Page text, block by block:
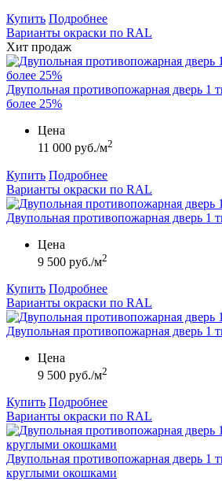
Купить Подробнее
Варианты окраски по RAL
Хит продаж
Двупольная противопожарная дверь 1
более 25%
Цена
11 000 руб./м2
Купить Подробнее
Варианты окраски по RAL
Двупольная противопожарная дверь 1
Цена
9 500 руб./м2
Купить Подробнее
Варианты окраски по RAL
Двупольная противопожарная дверь 1
Цена
9 500 руб./м2
Купить Подробнее
Варианты окраски по RAL
Двупольная противопожарная дверь 1
круглыми окошками